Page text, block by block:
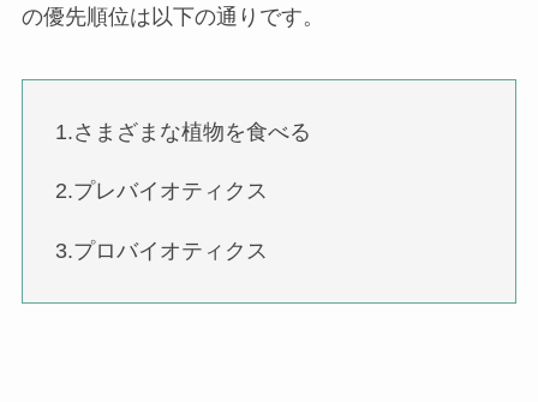
の優先順位は以下の通りです。
1.さまざまな植物を食べる
2.プレバイオティクス
3.プロバイオティクス